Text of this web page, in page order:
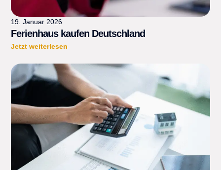
19. Januar 2026
Ferienhaus kaufen Deutschland
Jetzt weiterlesen